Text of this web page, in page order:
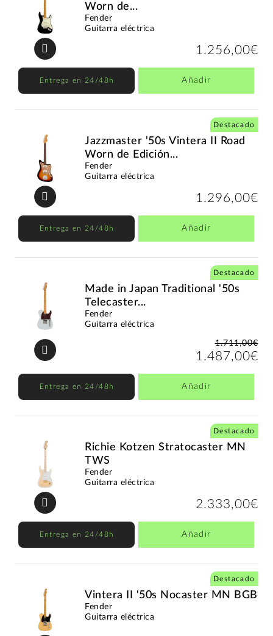
Worn de...
Fender
Guitarra eléctrica
1.256,00€
Entrega en 24/48h Añadir
Jazzmaster '50s Vintera II Road
Worn de Edición...
Fender
Guitarra eléctrica
1.296,00€
Entrega en 24/48h Añadir
Destacado
Made in Japan Traditional '50s
Telecaster...
Fender
Guitarra eléctrica
1.711,00€
1.487,00€
Entrega en 24/48h Añadir
Destacado
Richie Kotzen Stratocaster MN
TWS
Fender
Guitarra eléctrica
2.333,00€
Entrega en 24/48h Añadir
Destacado
Vintera II '50s Nocaster MN BGB
Fender
Guitarra eléctrica
Destacado